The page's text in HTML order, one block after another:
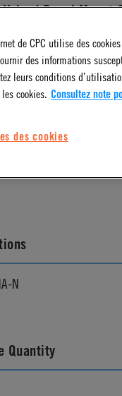
Panel Mount
CAD DETAILS
Finish
N
Quantity
de CPC utilise des
des informations
leurs conditions
cookies. Consultez note
des cookies